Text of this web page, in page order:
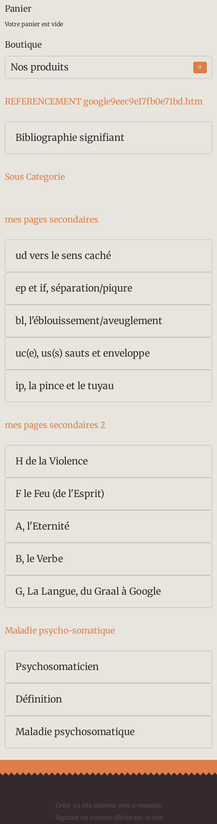
Panier
Votre panier est vide
Boutique
Nos produits 0
REFERENCEMENT google9eec9e17fb0e71bd.htm
Bibliographie signifiant
Sous Categorie
mes pages secondaires
ud vers le sens caché
ep et if, séparation/piqure
bl, l'éblouissement/aveuglement
uc(e), us(s) sauts et enveloppe
ip, la pince et le tuyau
mes pages secondaires 2
H de la Violence
F le Feu (de l'Esprit)
A, l'Eternité
B, le Verbe
G, La Langue, du Graal à Google
Maladie psycho-somatique
Psychosomaticien
Définition
Maladie psychosomatique
Créer un site internet avec e-monsite
Signaler un contenu illicite sur ce site